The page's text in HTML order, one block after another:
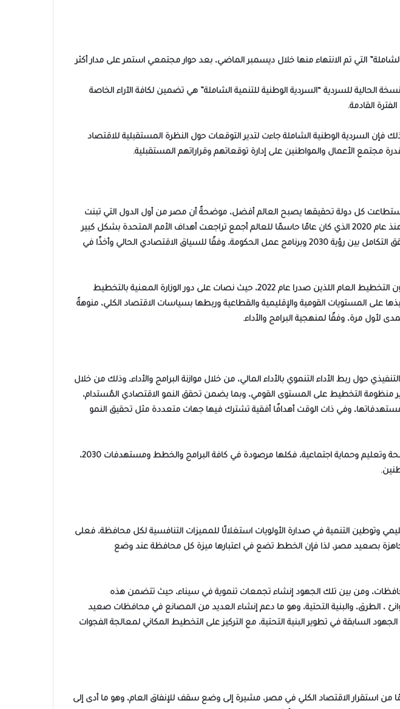
التي تم الانتهاء منها خلال ديسمبر الماضي، بعد حوار مجتمعي استمر على مدار أكثر
للسردية “السردية الوطنية للتنمية الشاملة” هي تضمين لكافة الآراء الخاصة
القادمة.
السردية الوطنية الشاملة جاءت لتدير التوقعات حول النظرة المستقبلية للاقتصاد
مجتمع الأعمال والمواطنين على إدارة توقعاتهم وقراراتهم المستقبلية.
أهداف التنمية المستدامة الـ 17 تمثل أهدافًا وطنية، إذا استطاعت كل دولة تحقيقها يصبح العالم أفضل، موضحةً أن مصر من أول الدول التي تبنت
أهداف التنمية المستدامة وخرجت برؤية 2030 في عام 2016 وشهدت تحديثًا عام 2018، مضيفة أنه منذ عام 2020 الذي كان عامًا حاسمًا للعالم أجمع تراجعت أهداف الأمم المتحدة بشكل كبير
وتأثر الوضع الاقتصادي في مختلف دول العالم، لذلك جاءت “السردية الوطنية للتنمية الشاملة” لتحقق التكامل بين رؤية 2030 وبرنامج عمل الحكومة، وفقًا للسياق الاقتصادي الحالي وأخذًا في
وأوضحت أن المرجعية التشريعية أو القانونية للسردية تستند إلى قانوني المالية العامة الموحد وقانون التخطيط العام اللذين صدرا عام 2022، حيث نصات على دور الوزارة المعنية بالتخطيط
على المستويات القومية والإقليمية والقطاعية وربطها بسياسات الاقتصاد الكلي، منوهةً
لأول مرة، وفقًا لمنهجية البرامج والأداء.
حول ربط الأداء التنموي بالأداء المالي، من خلال موازنة البرامج والأداء، وذلك من خلال
منظومة التخطيط على المستوى القومي، وبما يضمن تحقق النمو الاقتصادي المُستدام،
وفي ذات الوقت أهدافًا أفقية تشترك فيها جهات متعددة مثل تحقيق النمو
وأوضحت الوزيرة أن الإصدار الثاني من السردية يتضمن كل القطاعات الخدمية ومستهدفاتها من صحة وتعليم وحماية اجتماعية، فكلها مرصودة في كافة البرامج والخطط ومستهدفات 2030،
وتوطين التنمية في صدارة الأولويات استغلالًا للمميزات التنافسية لكل محافظة، فعلى
بصعيد مصر، لذا فإن الخطط تضع في اعتبارها ميزة كل محافظة عند وضع
ومن بين تلك الجهود إنشاء تجمعات تنموية في سيناء، حيث تتضمن هذه
، الطرق، والبنية التحتية، وهو ما دعم إنشاء العديد من المصانع في محافظات صعيد
السابقة في تطوير البنية التحتية، مع التركيز على التخطيط المكاني لمعالجة الفجوات
من استقرار الاقتصاد الكلي في مصر، مشيرة إلى وضع سقف للإنفاق العام، وهو ما أدى إلى